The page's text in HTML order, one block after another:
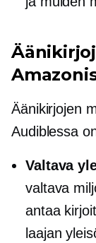
Äänikirjojen
Audiblessa
Valtava
valtava
antaa
laajan